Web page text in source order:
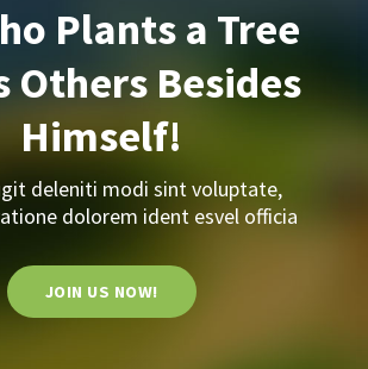
Plants a Tree
Others Besides
Himself!
deleniti modi sint voluptate,
dolorem ident esvel officia
JOIN US NOW!